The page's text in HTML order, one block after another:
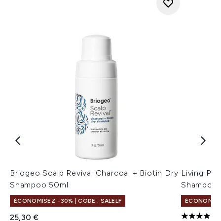
Briogeo Scalp Revival Charcoal + Biotin Dry
Shampoo 50ml
ÉCONOMISEZ -30% | CODE : SALELF
25,30 €
Living